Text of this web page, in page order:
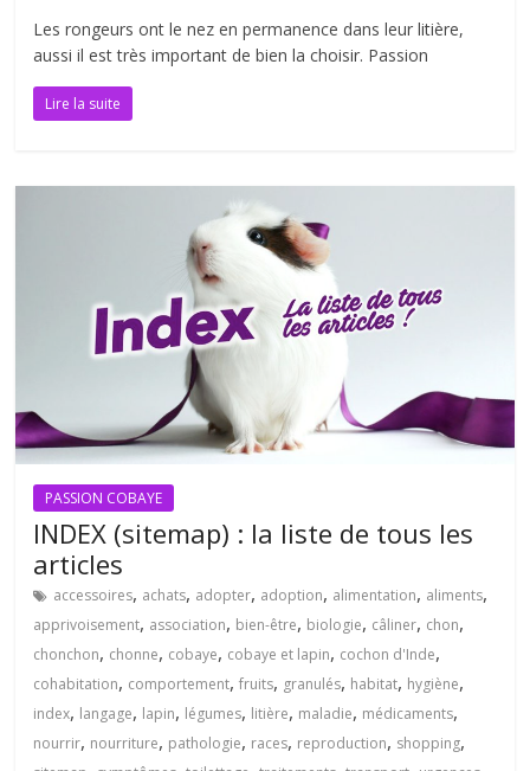
Les rongeurs ont le nez en permanence dans leur litière,
aussi il est très important de bien la choisir. Passion
Lire la suite
PASSION COBAYE
INDEX (sitemap) : la liste de tous les
articles
accessoires, achats, adopter, adoption, alimentation, aliments,
apprivoisement, association, bien-être, biologie, câliner, chon,
chonchon, chonne, cobaye, cobaye et lapin, cochon d'Inde,
cohabitation, comportement,fruits, granulés, habitat, hygiène,
index, langage, lapin, légumes, litière, maladie, médicaments,
nourrir, nourriture, pathologie, races, reproduction, shopping,